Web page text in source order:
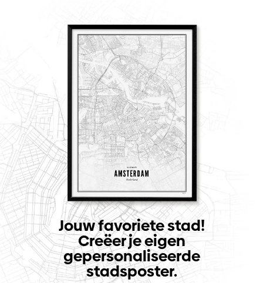
Jouw favoriete stad!
Creëer je eigen
gepersonaliseerde
stadsposter.